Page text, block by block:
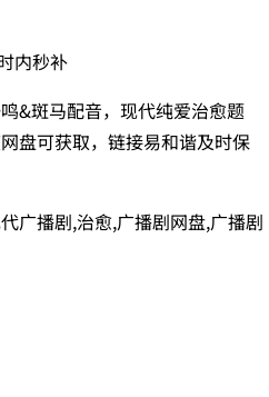
内秒补
&斑马配音，现代纯爱治愈题
盘可获取，链接易和谐及时保
广播剧,治愈,广播剧网盘,广播剧